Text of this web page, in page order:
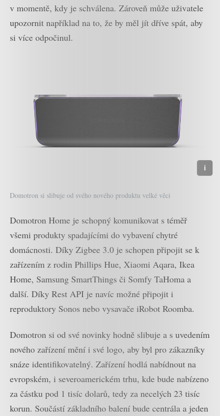
v momentě, kdy je schválena. Zároveň může uživatele
upozornit například na to, že by měl jít dříve spát, aby
si více odpočinul.
Domotron si slibuje od svého nového produktu velké věci
Domotron Home je schopný komunikovat s téměř
všemi produkty spadajícími do vybavení chytré
domácnosti. Díky Zigbee 3.0 je schopen připojit se k
zařízením z rodin Phillips Hue, Xiaomi Aqara, Ikea
Home, Samsung SmartThings či Somfy TaHoma a
další. Díky Rest API je navíc možné připojit i
reproduktory Sonos nebo vysavače iRobot Roomba.
Domotron si od své novinky hodně slibuje a s uvedením
nového zařízení mění i své logo, aby byl pro zákazníky
snáze identifikovatelný. Zařízení hodlá nabídnout na
evropském, i severoamerickém trhu, kde bude nabízeno
za částku pod 1 tisíc dolarů, tedy za necelých 23 tisíc
korun. Součástí základního balení bude centrála a jeden